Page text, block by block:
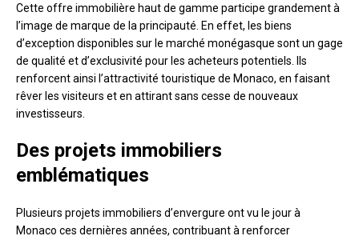
Cette offre immobilière haut de gamme participe grandement à
l’image de marque de la principauté. En effet, les biens
d’exception disponibles sur le marché monégasque sont un gage
de qualité et d’exclusivité pour les acheteurs potentiels. Ils
renforcent ainsi l’attractivité touristique de Monaco, en faisant
rêver les visiteurs et en attirant sans cesse de nouveaux
investisseurs.
Des projets immobiliers
emblématiques
Plusieurs projets immobiliers d’envergure ont vu le jour à
Monaco ces dernières années, contribuant à renforcer